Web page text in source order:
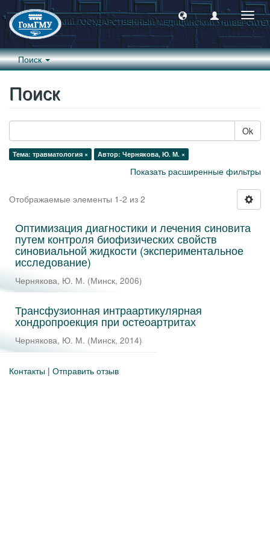
Поиск
Поиск
Ok
Тема: травматология × Автор: Чернякова, Ю. М. ×
Показать расширенные фильтры
Отображаемые элементы 1-2 из 2
Оптимизация диагностики и лечения синовита
путем контроля биофизических свойств
синовиальной жидкости (экспериментальное
исследование)
Чернякова, Ю. М. (Минск, 2006)
Трансфузионная интраартикулярная
хондропроекция при остеоартритах
Чернякова, Ю. М. (Минск, 2014)
Контакты | Отправить отзыв